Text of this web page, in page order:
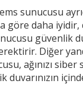
sunucusu
göre daha
güvenlik
Diğer
ağınızı siber